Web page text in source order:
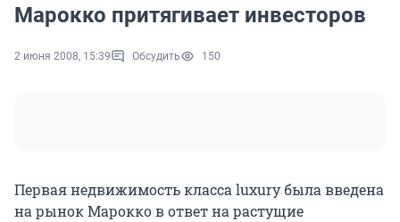
Марокко притягивает инвесторов
2 июня 2008, 15:39 Обсудить 150
Первая недвижимость класса luxury была введена
на рынок Марокко в ответ на растущие